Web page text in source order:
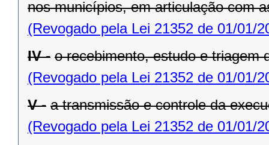
nos municípios, em articulação com
(Revogado pela Lei 21352 de 01/01/
IV - o recebimento, estudo e triagem
(Revogado pela Lei 21352 de 01/01/
V - a transmissão e controle da
(Revogado pela Lei 21352 de 01/01/